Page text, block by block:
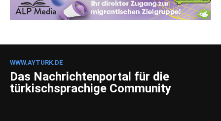
WWW.AYTURK.DE
Das Nachrichtenportal für die
türkischsprachige Community